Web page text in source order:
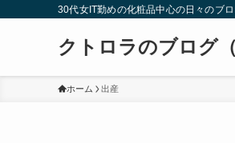
30代女IT勤めの化粧品中心の日々のブ
クトロラのブログ
ホーム 出産